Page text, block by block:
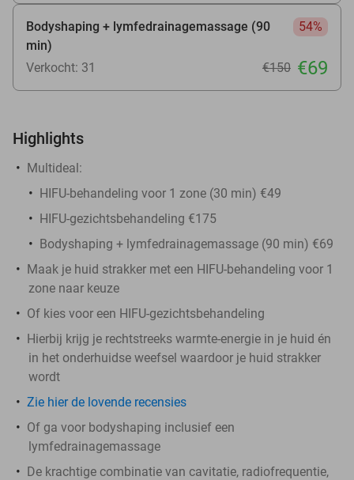
Bodyshaping + lymfedrainagemassage (90
min)
54%
Verkocht: 31 €150 €69
Highlights
Multideal:
HIFU-behandeling voor 1 zone (30 min) €49
HIFU-gezichtsbehandeling €175
Bodyshaping + lymfedrainagemassage (90 min) €69
Maak je huid strakker met een HIFU-behandeling voor 1
zone naar keuze
Of kies voor een HIFU-gezichtsbehandeling
Hierbij krijg je rechtstreeks warmte-energie in je huid én
in het onderhuidse weefsel waardoor je huid strakker
wordt
Zie hier de lovende recensies
Of ga voor bodyshaping inclusief een
lymfedrainagemassage
De krachtige combinatie van cavitatie, radiofrequentie,